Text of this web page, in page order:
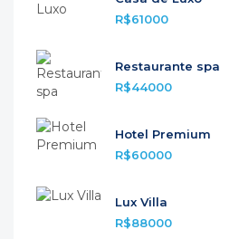
R$61000
Restaurante spa
R$44000
Hotel Premium
R$60000
Lux Villa
R$88000